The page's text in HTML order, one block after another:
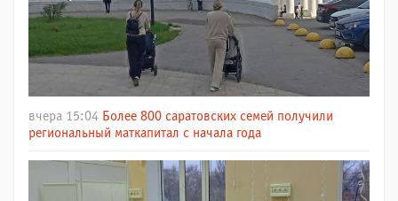
вчера 15:04 Более 800 саратовских семей получили
региональный маткапитал с начала года